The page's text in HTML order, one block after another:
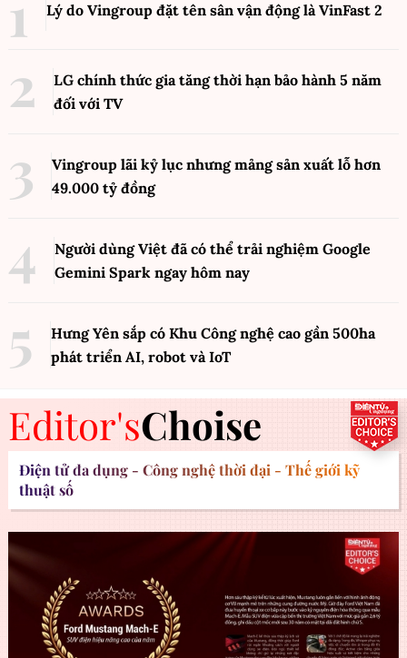
Lý do Vingroup đặt tên sân vận động là VinFast 2
LG chính thức gia tăng thời hạn bảo hành 5 năm
đối với TV
Vingroup lãi kỷ lục nhưng mảng sản xuất lỗ hơn
49.000 tỷ đồng
Người dùng Việt đã có thể trải nghiệm Google
Gemini Spark ngay hôm nay
Hưng Yên sắp có Khu Công nghệ cao gần 500ha
phát triển AI, robot và IoT
Editor'sChoise
Điện tử đa dụng - Công nghệ thời đại - Thế giới kỹ
thuật số